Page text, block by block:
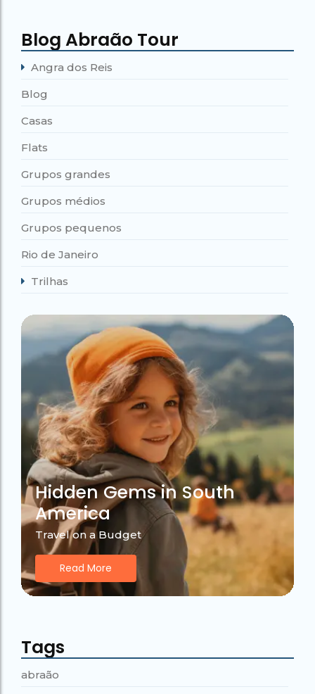
Blog Abraão Tour
Angra dos Reis
Blog
Casas
Flats
Grupos grandes
Grupos médios
Grupos pequenos
Rio de Janeiro
Trilhas
Hidden Gems in South
America
Travel on a Budget
Read More
Tags
abraão